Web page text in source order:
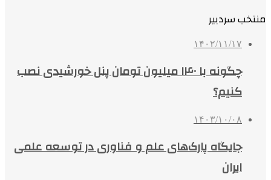
منتخب سردبیر
۱۴۰۲/۱۱/۱۷
چگونه با ۱۴۰ میلیون تومان پنل خورشیدی نصب
کنیم؟
۱۴۰۳/۱۰/۰۸
جایگاه پارک‌های علم و فناوری در توسعه علمی
ایران